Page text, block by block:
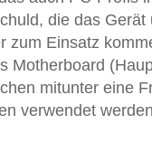
die das
zum Einsatz
Motherboard
mitunter eine
verwendet